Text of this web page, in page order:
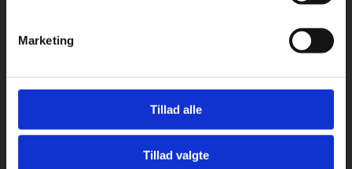
Marketing
Tillad alle
Tillad valgte
Kontakt kundeservice
+45 70 23 85 87
Gå til praxisOnline